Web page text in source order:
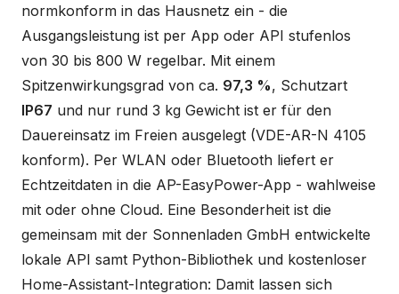
normkonform in das Hausnetz ein - die
Ausgangsleistung ist per App oder API stufenlos
von 30 bis 800 W regelbar. Mit einem
Spitzenwirkungsgrad von ca. 97,3 %, Schutzart
IP67 und nur rund 3 kg Gewicht ist er für den
Dauereinsatz im Freien ausgelegt (VDE-AR-N 4105
konform). Per WLAN oder Bluetooth liefert er
Echtzeitdaten in die AP-EasyPower-App - wahlweise
mit oder ohne Cloud. Eine Besonderheit ist die
gemeinsam mit der Sonnenladen GmbH entwickelte
lokale API samt Python-Bibliothek und kostenloser
Home-Assistant-Integration: Damit lassen sich